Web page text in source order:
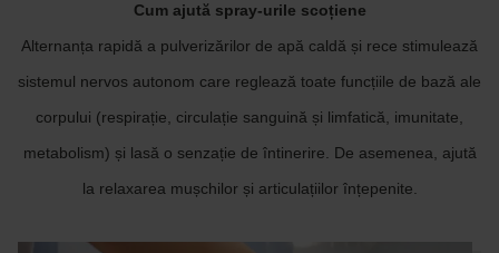
Cum ajută spray-urile scoțiene
Alternanța rapidă a pulverizărilor de apă caldă și rece stimulează
sistemul nervos autonom care reglează toate funcțiile de bază ale
corpului (respirație, circulație sanguină și limfatică, imunitate,
metabolism) și lasă o senzație de întinerire. De asemenea, ajută
la relaxarea mușchilor și articulațiilor înțepenite.